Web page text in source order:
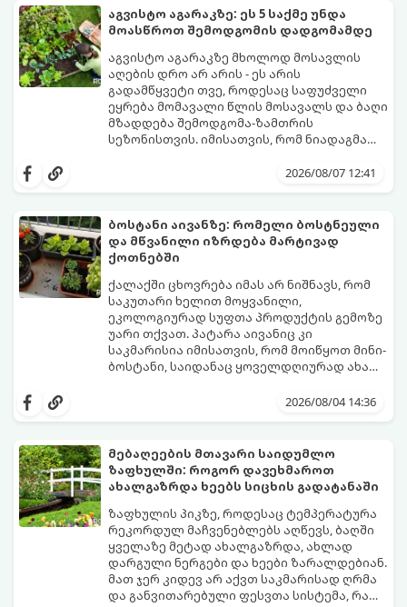
აგვისტო აგარაკზე: ეს 5 საქმე უნდა
მოასწროთ შემოდგომის დადგომამდე
აგვისტო აგარაკზე მხოლოდ მოსავლის
აღების დრო არ არის - ეს არის
გადამწყვეტი თვე, როდესაც საფუძველი
ეყრება მომავალი წლის მოსავალს და ბაღი
მზადდება შემოდგომა-ზამთრის
სეზონისთვის. იმისათვის, რომ ნიადაგმა
ზამთარს გაუძლონ, აგვისტოს ბოლომდე 5
2026/08/07 12:41
ბოსტანი აივანზე: რომელი ბოსტნეული
და მწვანილი იზრდება მარტივად
ქოთნებში
ქალაქში ცხოვრება იმას არ ნიშნავს, რომ
საკუთარი ხელით მოყვანილი,
ეკოლოგიურად სუფთა პროდუქტის გემოზე
უარი თქვათ. პატარა აივანიც კი
საკმარისია იმისათვის, რომ მოიწყოთ მინი-
ბოსტანი, საიდანაც ყოველდღიურად ახალ,
სასიამოვნო და ესთეტიკური ჰობია.
კარგად და როგორ მოუაროთ მათ სწორად.
2026/08/04 14:36
მებაღეების მთავარი საიდუმლო
ზაფხულში: როგორ დავეხმაროთ
ახალგაზრდა ხეებს სიცხის გადატანაში
ზაფხულის პიკზე, როდესაც ტემპერატურა
რეკორდულ მაჩვენებლებს აღწევს, ბაღში
ყველაზე მეტად ახალგაზრდა, ახლად
დარგული ნერგები და ხეები ზარალდებიან.
მათ ჯერ კიდევ არ აქვთ საკმარისად ღრმა
და განვითარებული ფესვთა სისტემა, რათა